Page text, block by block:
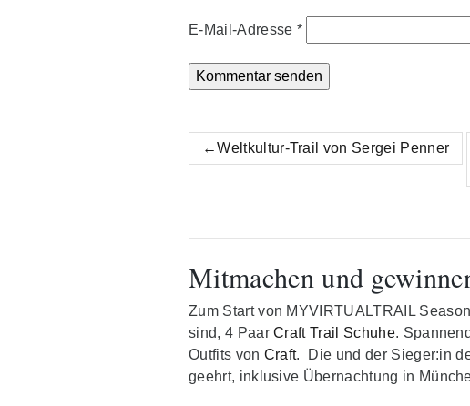
E-Mail-Adresse *
Beitrags-
Weltkultur-Trail von Sergei Penner
Mitmachen und
Zum Start von MYVIRTUALTRAIL
sind, 4 PaarCraft Trail Schuhe.
Outfits von Craft. Die und der Sieger:in
geehrt, inklusive Übernachtung in